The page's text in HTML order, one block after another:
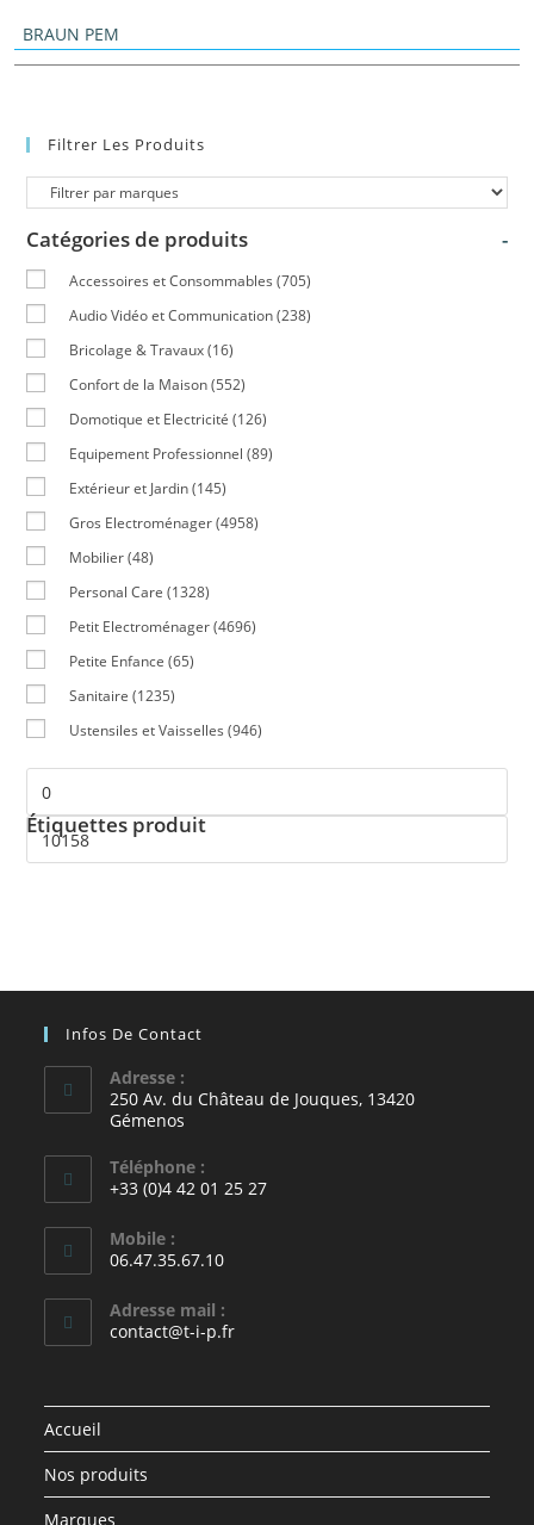
BRAUN PEM
Filtrer Les Produits
Catégories de produits -
Accessoires et Consommables (705)
Audio Vidéo et Communication (238)
Bricolage & Travaux (16)
Confort de la Maison (552)
Domotique et Electricité (126)
Equipement Professionnel (89)
Extérieur et Jardin (145)
Gros Electroménager (4958)
Mobilier (48)
Personal Care (1328)
Petit Electroménager (4696)
Petite Enfance (65)
Sanitaire (1235)
Ustensiles et Vaisselles (946)
Étiquettes produit
Infos De Contact
Adresse :
250 Av. du Château de Jouques, 13420
Gémenos
Téléphone :
+33 (0)4 42 01 25 27
Mobile :
06.47.35.67.10
Adresse mail :
contact@t-i-p.fr
Accueil
Nos produits
Marques